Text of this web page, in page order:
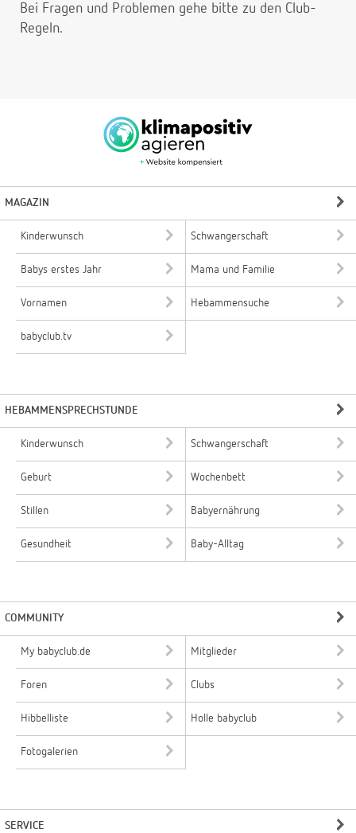
Bei Fragen und Problemen gehe bitte zu den Club-
Regeln.
MAGAZIN
Kinderwunsch Schwangerschaft
Babys erstes Jahr Mama und Familie
Vornamen Hebammensuche
babyclub.tv
HEBAMMENSPRECHSTUNDE
Kinderwunsch Schwangerschaft
Geburt Wochenbett
Stillen Babyernährung
Gesundheit Baby-Alltag
COMMUNITY
My babyclub.de Mitglieder
Foren Clubs
Hibbelliste Holle babyclub
Fotogalerien
SERVICE